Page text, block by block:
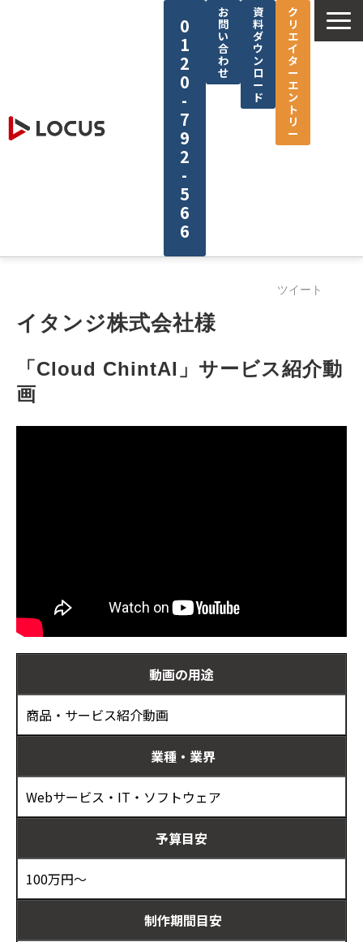
0
1
2
0
-
7
9
2
-
5
6
6
お
問
い
合
わ
せ
資
料
ダ
ウ
ン
ロ
ー
ド
ク
リ
エ
イ
タ
ー
エ
ン
ト
リ
ー
制作実績
セミナー
ツイート
イタンジ株式会社様
「Cloud ChintAI」サービス紹介動
画
動画の用途
商品・サービス紹介動画
業種・業界
Webサービス・IT・ソフトウェア
予算目安
100万円～
制作期間目安